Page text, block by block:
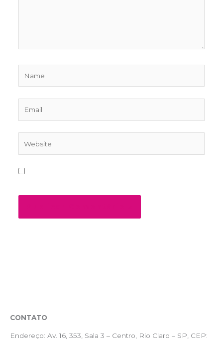
CONTATO
Endereço: Av. 16, 353, Sala 3 – Centro, Rio Claro – SP, CEP: